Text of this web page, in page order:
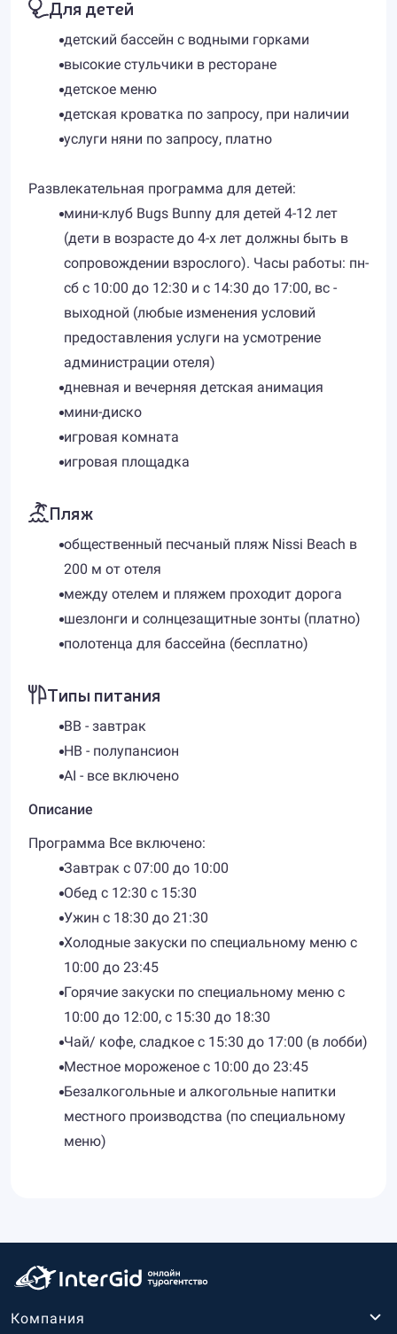
Для детей
детский бассейн с водными горками
высокие стульчики в ресторане
детское меню
детская кроватка по запросу, при наличии
услуги няни по запросу, платно
Развлекательная программа для детей:
мини-клуб Bugs Bunny для детей 4-12 лет
(дети в возрасте до 4-х лет должны быть в
сопровождении взрослого). Часы работы: пн-
сб с 10:00 до 12:30 и с 14:30 до 17:00, вс -
выходной (любые изменения условий
предоставления услуги на усмотрение
администрации отеля)
дневная и вечерняя детская анимация
мини-диско
игровая комната
игровая площадка
Пляж
общественный песчаный пляж Nissi Beach в
200 м от отеля
между отелем и пляжем проходит дорога
шезлонги и солнцезащитные зонты (платно)
полотенца для бассейна (бесплатно)
Типы питания
BB - завтрак
HB - полупансион
AI - все включено
Описание
Программа Все включено:
Завтрак с 07:00 до 10:00
Обед с 12:30 с 15:30
Ужин с 18:30 до 21:30
Холодные закуски по специальному меню с
10:00 до 23:45
Горячие закуски по специальному меню с
10:00 до 12:00, с 15:30 до 18:30
Чай/ кофе, сладкое с 15:30 до 17:00 (в лобби)
Местное мороженое с 10:00 до 23:45
Безалкогольные и алкогольные напитки
местного производства (по специальному
меню)
Компания